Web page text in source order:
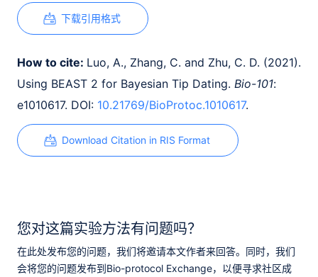
下载引用格式
How to cite: Luo, A., Zhang, C. and Zhu, C. D. (2021).
Using BEAST 2 for Bayesian Tip Dating. Bio-101:
e1010617. DOI: 10.21769/BioProtoc.1010617.
Download Citation in RIS Format
您对这篇实验方法有问题吗？
在此处发布您的问题，我们将邀请本文作者来回答。同时，我们
会将您的问题发布到Bio-protocol Exchange，以便寻求社区成